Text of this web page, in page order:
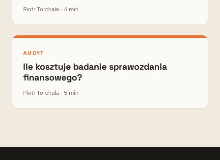
Piotr Torchała · 4 min
AUDYT
Ile kosztuje badanie sprawozdania
finansowego?
Piotr Torchała · 5 min